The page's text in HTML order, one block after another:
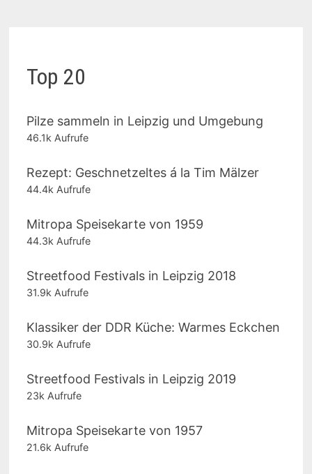
Top 20
Pilze sammeln in Leipzig und Umgebung
46.1k Aufrufe
Rezept: Geschnetzeltes á la Tim Mälzer
44.4k Aufrufe
Mitropa Speisekarte von 1959
44.3k Aufrufe
Streetfood Festivals in Leipzig 2018
31.9k Aufrufe
Klassiker der DDR Küche: Warmes Eckchen
30.9k Aufrufe
Streetfood Festivals in Leipzig 2019
23k Aufrufe
Mitropa Speisekarte von 1957
21.6k Aufrufe